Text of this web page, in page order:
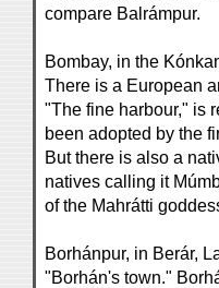
compare Balrámpur.
Bombay, in the
There is a European
"The fine harbour," is
been adopted by the
But there is also a
natives calling it
of the Mahrátti
"Borhán's town."